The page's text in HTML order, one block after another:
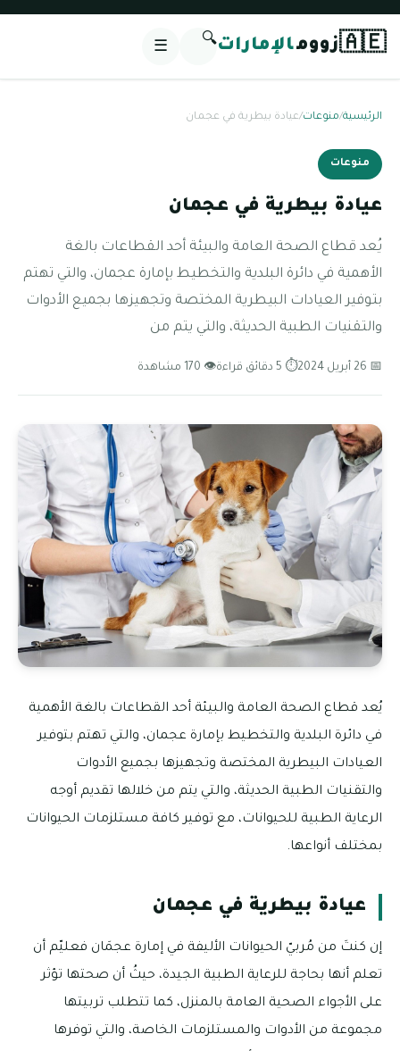
🇦🇪زوومالإمارات🔍
☰
الرئيسية/منوعات/عيادة بيطرية في عجمان
منوعات
عيادة بيطرية في عجمان
يُعد قطاع الصحة العامة والبيئة أحد القطاعات بالغة
الأهمية في دائرة البلدية والتخطيط بإمارة عجمان، والتي تهتم
بتوفير العيادات البيطرية المختصة وتجهيزها بجميع الأدوات
والتقنيات الطبية الحديثة، والتي يتم من
📅 26 أبريل 2024 ⏱ 5 دقائق قراءة 👁 170 مشاهدة
يُعد قطاع الصحة العامة والبيئة أحد القطاعات بالغة الأهمية
في دائرة البلدية والتخطيط بإمارة عجمان، والتي تهتم بتوفير
العيادات البيطرية المختصة وتجهيزها بجميع الأدوات
والتقنيات الطبية الحديثة، والتي يتم من خلالها تقديم أوجه
الرعاية الطبية للحيوانات، مع توفير كافة مستلزمات الحيوانات
بمختلف أنواعها.
عيادة بيطرية في عجمان
إن كنتَ من مُربيّ الحيوانات الأليفة في إمارة عجمَان فعليّم أن
تعلم أنها بحاجة للرعاية الطبية الجيدة، حيثُ أن صحتها تؤثر
على الأجواء الصحية العامة بالمنزل، كما تتطلب تربيتها
مجموعة من الأدوات والمستلزمات الخاصة، والتي توفرها